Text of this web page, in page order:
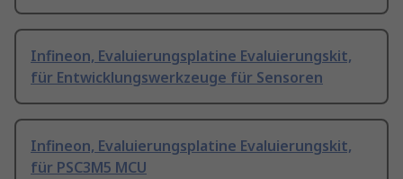
Infineon, Evaluierungsplatine Evaluierungskit,
für Entwicklungswerkzeuge für Sensoren
Infineon, Evaluierungsplatine Evaluierungskit,
für PSC3M5 MCU